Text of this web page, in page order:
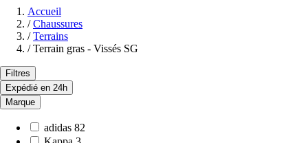
Accueil
/ Chaussures
/ Terrains
/ Terrain gras - Vissés SG
Filtres
Expédié en 24h
Marque
adidas 82